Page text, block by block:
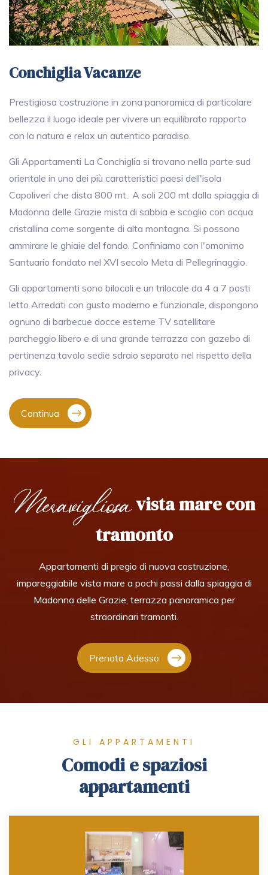
Conchiglia Vacanze
Prestigiosa costruzione in zona panoramica di particolare
bellezza il luogo ideale per vivere un equilibrato rapporto
con la natura e relax un autentico paradiso.
Gli Appartamenti La Conchiglia si trovano nella parte sud
orientale in uno dei più caratteristici paesi dell'isola
Capoliveri che dista 800 mt.. A soli 200 mt dalla spiaggia di
Madonna delle Grazie mista di sabbia e scoglio con acqua
cristallina come sorgente di alta montagna. Si possono
ammirare le ghiaie del fondo. Confiniamo con l'omonimo
Santuario fondato nel XVI secolo Meta di Pellegrinaggio.
Gli appartamenti sono bilocali e un trilocale da 4 a 7 posti
letto Arredati con gusto moderno e funzionale, dispongono
ognuno di barbecue docce esterne TV satellitare
parcheggio libero e di una grande terrazza con gazebo di
pertinenza tavolo sedie sdraio separato nel rispetto della
privacy.
Continua
Meravigliosavista mare con
tramonto
Appartamenti di pregio di nuova costruzione,
impareggiabile vista mare a pochi passi dalla spiaggia di
Madonna delle Grazie, terrazza panoramica per
straordinari tramonti.
Prenota Adesso
GLI APPARTAMENTI
Comodi e spaziosi
appartamenti